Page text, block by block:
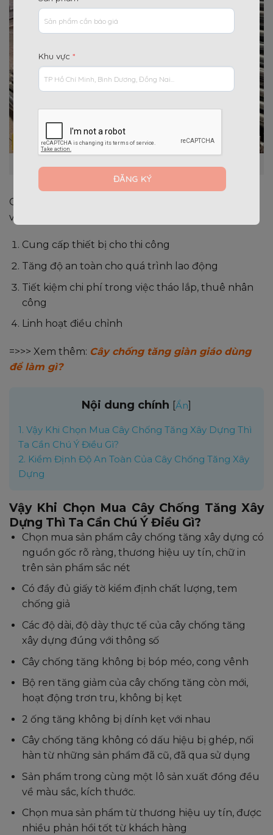
Cây chống tăng xây dựng có rất nhiều lợi ích trong
việc thi công, trong đó 4 lợi ích chính là
Cung cấp thiết bị cho thi công
Tăng độ an toàn cho quá trình lao động
Tiết kiệm chi phí trong việc tháo lắp, thuê nhân
công
Linh hoạt điều chỉnh
=>>> Xem thêm: Cây chống tăng giàn giáo dùng
để làm gì?
Nội dung chính [Ẩn]
1. Vậy Khi Chọn Mua Cây Chống Tăng Xây Dựng Thì
Ta Cần Chú Ý Điều Gì?
2. Kiểm Định Độ An Toàn Của Cây Chống Tăng Xây
Dựng
Vậy Khi Chọn Mua Cây Chống Tăng Xây
Dựng Thì Ta Cần Chú Ý Điều Gì?
Chọn mua sản phẩm cây chống tăng xây dựng có
nguồn gốc rõ ràng, thương hiệu uy tín, chữ in
trên sản phẩm sắc nét
Có đầy đủ giấy tờ kiểm định chất lượng, tem
chống giả
Các độ dài, độ dày thực tế của cây chống tăng
xây dựng đúng với thông số
Cây chống tăng không bị bóp méo, cong vênh
Bộ ren tăng giảm của cây chống tăng còn mới,
hoạt động trơn tru, không bị kẹt
2 ống tăng không bị dính kẹt với nhau
Cây chống tăng không có dấu hiệu bị ghép, nối
hàn từ những sản phẩm đã cũ, đã qua sử dụng
Sản phẩm trong cùng một lô sản xuất đồng đều
về màu sắc, kích thước.
Chọn mua sản phẩm từ thương hiệu uy tín, được
nhiều phản hồi tốt từ khách hàng
Khu vực *